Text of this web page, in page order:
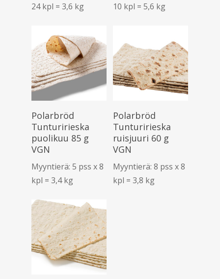
24 kpl = 3,6 kg
10 kpl = 5,6 kg
Lue Lisää
Polarbröd
Tunturirieska
puolikuu 85 g
VGN
Myyntierä: 5 pss x 8
kpl = 3,4 kg
Lue Lisää
Polarbröd
Tunturirieska
ruisjuuri 60 g
VGN
Myyntierä: 8 pss x 8
kpl = 3,8 kg